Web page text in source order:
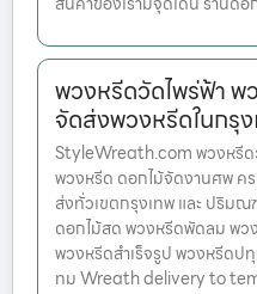
พวงหรีดวัดไพร่ฟ้า พ
จัดส่งพวงหรีดในกรุ
StyleWreath.com พวงหรีด
พวงหรีด ดอกไม้จัดงานศพ ค
ส่งทั่วเขตกรุงเทพ และ ปริม
ดอกไม้สด พวงหรีดพัดลม พว
พวงหรีดสำเร็จรูป พวงหรีด
ทม Wreath delivery to